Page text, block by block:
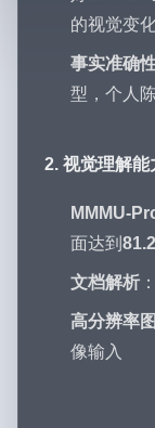
的视觉变化
事实准确
型，个人
2. 视觉理解能
MMMU-
面达到
文档解析
高分辨率
像输入